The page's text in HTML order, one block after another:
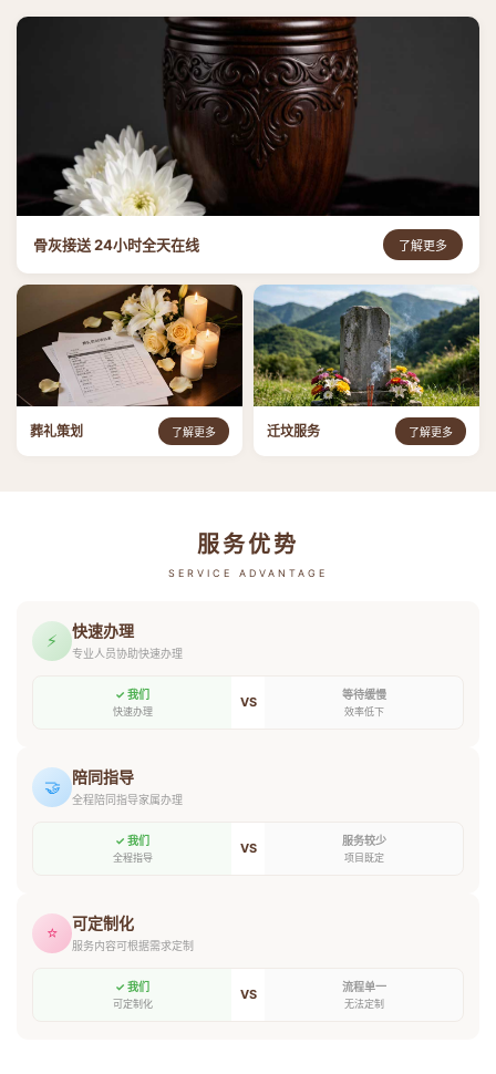
骨灰接送 24小时全天在线 了解更多
葬礼策划 了解更多 迁坟服务 了解更多
服务优势
SERVICE ADVANTAGE
⚡ 快速办理
专业人员协助快速办理
✓ 我们
快速办理
VS 等待缓慢
效率低下
🤝 陪同指导
全程陪同指导家属办理
✓ 我们
全程指导
VS 服务较少
项目既定
⭐ 可定制化
服务内容可根据需求定制
✓ 我们
可定制化
VS 流程单一
无法定制